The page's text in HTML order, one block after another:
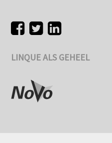
LINQUE ALS GEHEEL